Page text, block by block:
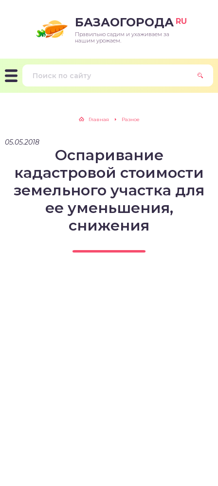
БАЗАОГОРОДА RU
Правильно садим и ухаживаем за
нашим урожаем.
Главная Разное
05.05.2018
Оспаривание
кадастровой стоимости
земельного участка для
ее уменьшения,
снижения